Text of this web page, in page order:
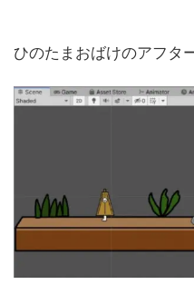
ひのたまおばけのアフター